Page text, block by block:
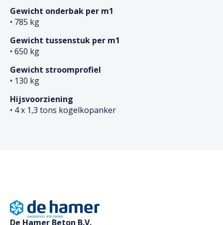
Gewicht onderbak per m1
• 785 kg
Gewicht tussenstuk per m1
• 650 kg
Gewicht stroomprofiel
• 130 kg
Hijsvoorziening
• 4 x 1,3 tons kogelkopanker
De Hamer Beton B.V.